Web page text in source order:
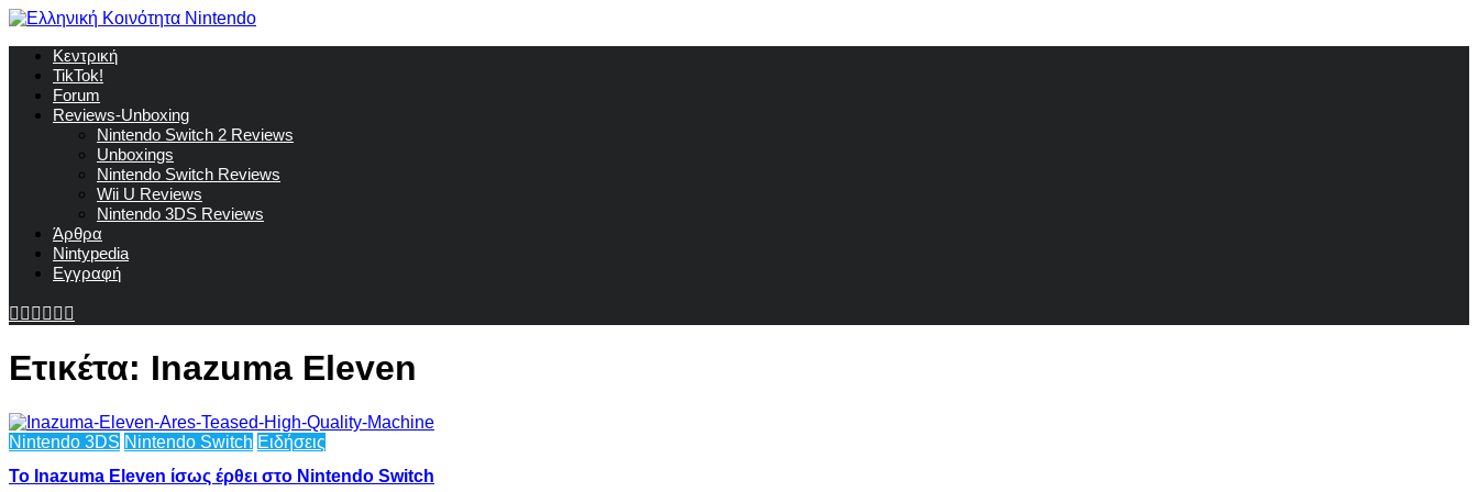
Κεντρική
TikTok!
Forum
Reviews-Unboxing
Nintendo Switch 2 Reviews
Unboxings
Nintendo Switch Reviews
Wii U Reviews
Nintendo 3DS Reviews
Άρθρα
Nintypedia
Εγγραφή
Ετικέτα: Inazuma Eleven
Nintendo 3DS Nintendo Switch Ειδήσεις
Το Inazuma Eleven ίσως έρθει στο Nintendo Switch